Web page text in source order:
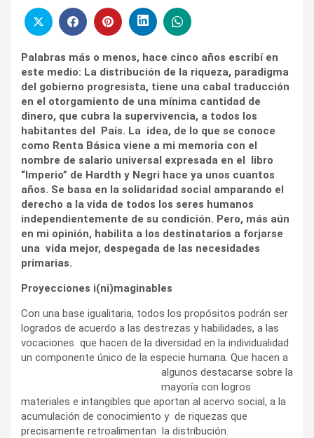
Palabras más o menos, hace cinco años escribí en
este medio: La distribución de la riqueza, paradigma
del gobierno progresista, tiene una cabal traducción
en el otorgamiento de una mínima cantidad de
dinero, que cubra la supervivencia, a todos los
habitantes del País. La idea, de lo que se conoce
como Renta Básica viene a mi memoria con el
nombre de salario universal expresada en el libro
“Imperio” de Hardth y Negri hace ya unos cuantos
años. Se basa en la solidaridad social amparando el
derecho a la vida de todos los seres humanos
independientemente de su condición. Pero, más aún
en mi opinión, habilita a los destinatarios a forjarse
una vida mejor, despegada de las necesidades
primarias.
Proyecciones i(ni)maginables
Con una base igualitaria, todos los propósitos podrán ser
logrados de acuerdo a las destrezas y habilidades, a las
vocaciones que hacen de la diversidad en la individualidad
un componente único de la especie humana. Que hacen a
algunos destacarse sobre la
mayoría con logros
materiales e intangibles que aportan al acervo social, a la
acumulación de conocimiento y de riquezas que
precisamente retroalimentan la distribución.